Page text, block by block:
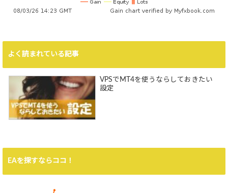
よく読まれている記事
VPSでMT4を使うならしておきたい
設定
EAを探すならココ！